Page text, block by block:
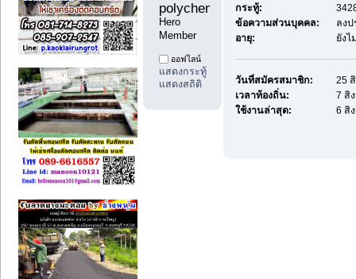
polychemicals11
Hero
Member
ออฟไลน์
แสดงกระทู้
แสดงสถิติ
กระทู้:
ข้อความส่วนบุคคล:
ลง
อายุ:
ยัง
วันที่สมัครสมาชิก:
25
เวลาท้องถิ่น:
7 สิ
ใช้งานล่าสุด:
6 สิ